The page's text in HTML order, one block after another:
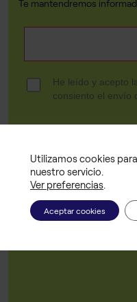
Te mantendremos
Utilizamos cookies
nuestro servicio.
Ver preferencias.
Aceptar cookies